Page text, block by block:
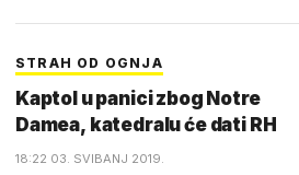
STRAH OD OGNJA
Kaptol u panici zbog Notre
Damea, katedralu će dati RH
18:22 03. SVIBANJ 2019.